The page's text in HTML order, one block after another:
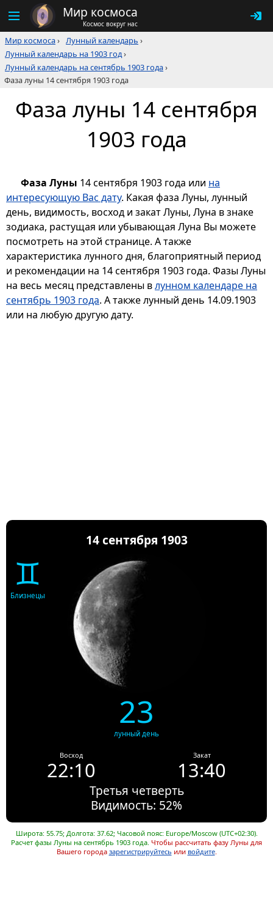
Мир космоса
Космос вокруг нас
Мир космоса› Лунный календарь ›
Лунный календарь на 1903 год›
Лунный календарь на сентябрь 1903 года›
Фаза луны 14 сентября 1903 года
Фаза луны 14 сентября
1903 года
Фаза Луны 14 сентября 1903 года или на
интересующую Вас дату. Какая фаза Луны, лунный
день, видимость, восход и закат Луны, Луна в знаке
зодиака, растущая или убывающая Луна Вы можете
посмотреть на этой странице. А также
характеристика лунного дня, благоприятный период
и рекомендации на 14 сентября 1903 года. Фазы Луны
на весь месяц представлены влунном календаре на
сентябрь 1903 года. А также лунный день 14.09.1903
или на любую другую дату.
14 сентября 1903
♊
Близнецы
23
лунный день
Восход
22:10
Закат
13:40
Третья четверть
Видимость: 52%
Широта: 55.75; Долгота: 37.62; Часовой пояс: Europe/Moscow (UTC+02:30).
Расчет фазы Луны на сентябрь 1903 года. Чтобы рассчитать фазу Луны для
Вашего города зарегистрируйтесь или войдите.